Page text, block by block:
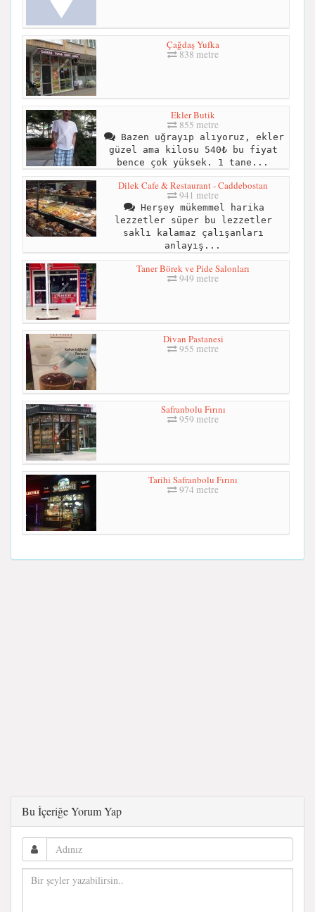
Çağdaş Yufka
838 metre
Ekler Butik
855 metre
Bazen uğrayıp alıyoruz, ekler
güzel ama kilosu 540₺ bu fiyat
bence çok yüksek. 1 tane...
Dilek Cafe & Restaurant - Caddebostan
941 metre
Herşey mükemmel harika
lezzetler süper bu lezzetler
saklı kalamaz çalışanları
anlayış...
Taner Börek ve Pide Salonları
949 metre
Divan Pastanesi
955 metre
Safranbolu Fırını
959 metre
Tarihi Safranbolu Fırını
974 metre
Bu İçeriğe Yorum Yap